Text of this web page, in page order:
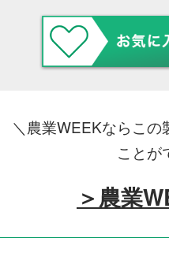
＼農業WEEKならこの
ことが
＞農業